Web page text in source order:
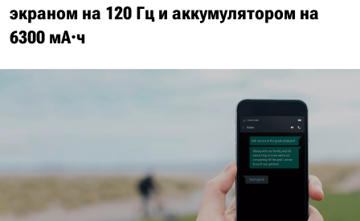
экраном на 120 Гц и аккумулятором на
6300 мА·ч